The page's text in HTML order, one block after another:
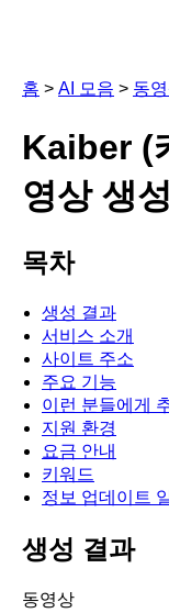
홈 > AI 모음 > 동
Kaiber (
영상 생
목차
생성 결과
서비스 소개
사이트 주소
주요 기능
이런 분들에게
지원 환경
요금 안내
키워드
정보 업데이트
생성 결과
동영상